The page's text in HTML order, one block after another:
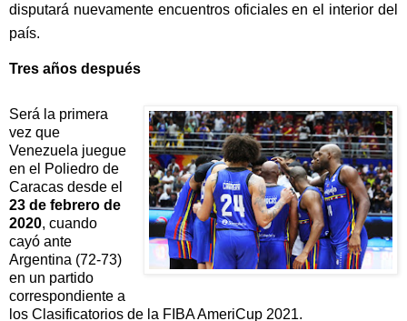
disputará nuevamente encuentros oficiales en el interior del
país.
Tres años después
Será la primera
vez que
Venezuela juegue
en el Poliedro de
23 de febrero de
2020, cuando
cayó ante
Argentina (72-73)
en un partido
correspondiente a
los Clasificatorios de la FIBA AmeriCup 2021.